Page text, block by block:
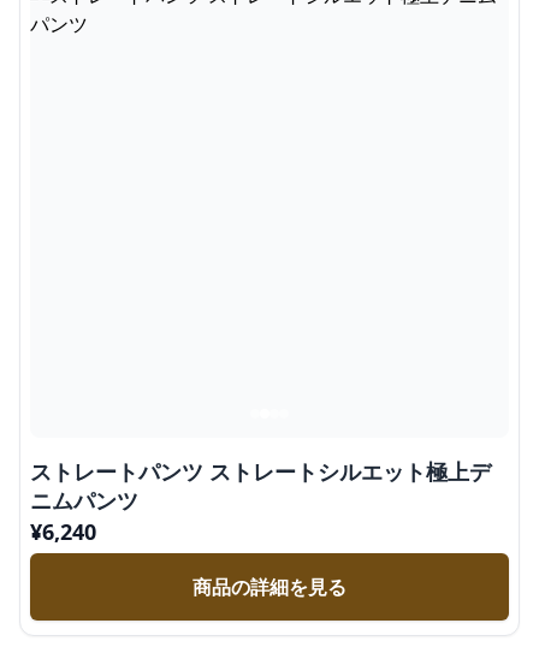
ストレートパンツ ストレートシルエット極上デ
ニムパンツ
¥6,240
商品の詳細を見る